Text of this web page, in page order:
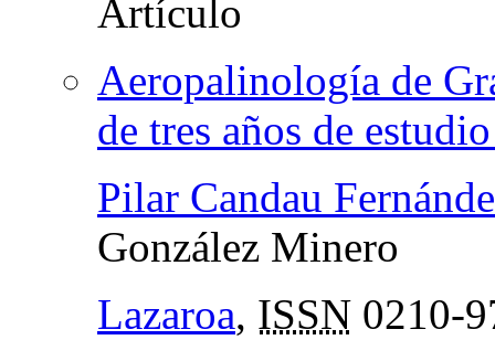
Aeropalinología de
de tres años de
Pilar Candau
González Minero
Lazaroa, ISSN 0210-